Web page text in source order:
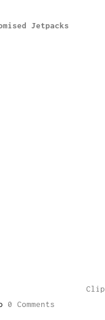
Jetpacks
0 Comments
Clip